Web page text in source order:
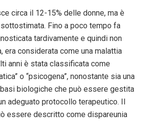
circa il 12-15% delle donne, ma è
Fino a poco tempo fa
tardivamente e quindi non
era considerata come una malattia
anni è stata classificata come
o “psicogena”, nonostante sia una
biologiche che può essere gestita
adeguato protocollo terapeutico. Il
essere descritto come dispareunia